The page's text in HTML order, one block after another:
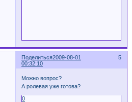
Поделиться 5
2009-08-01
00:32:10
Можно вопрос?
А ролевая уже готова?
0